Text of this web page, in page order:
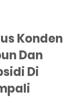
Konden
Dan
Di